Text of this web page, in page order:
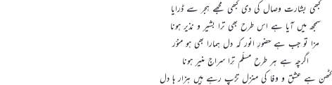
کبھی بشارت وصال کی دی کبھی مجھے ہجر سے ڈرایا
سمجھ میں آیا ہے اس طرح بھی ترا بشیر و نذیر ہونا
مزا تو جب ہے حضورِ انور کہ دل ہمارا بھی ہو منوّر
اگرچہ ہے ہر طرح مسلّم تِرا سراجِ منیر ہونا
کٹھن ہے عشق و وفا کی منزل تڑپ رہے ہیں ہزار ہا دل